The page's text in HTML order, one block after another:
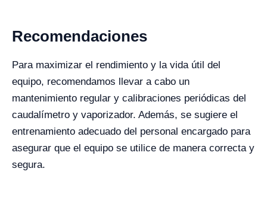
Recomendaciones
Para maximizar el rendimiento y la vida útil del
equipo, recomendamos llevar a cabo un
mantenimiento regular y calibraciones periódicas del
caudalímetro y vaporizador. Además, se sugiere el
entrenamiento adecuado del personal encargado para
asegurar que el equipo se utilice de manera correcta y
segura.